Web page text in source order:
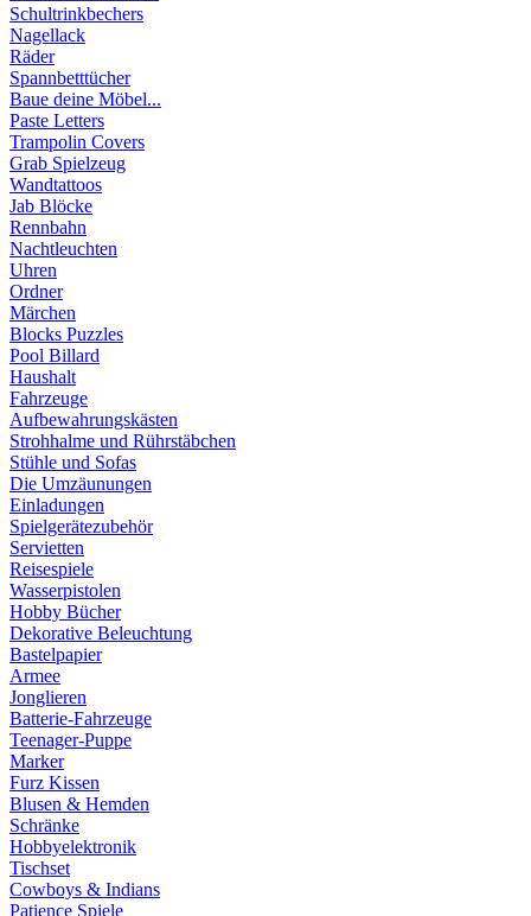
Schultrinkbechers
Nagellack
Räder
Spannbetttücher
Baue deine Möbel...
Paste Letters
Trampolin Covers
Grab Spielzeug
Wandtattoos
Jab Blöcke
Rennbahn
Nachtleuchten
Uhren
Ordner
Märchen
Blocks Puzzles
Pool Billard
Haushalt
Fahrzeuge
Aufbewahrungskästen
Strohhalme und Rührstäbchen
Stühle und Sofas
Die Umzäunungen
Einladungen
Spielgerätezubehör
Servietten
Reisespiele
Wasserpistolen
Hobby Bücher
Dekorative Beleuchtung
Bastelpapier
Armee
Jonglieren
Batterie-Fahrzeuge
Teenager-Puppe
Marker
Furz Kissen
Blusen & Hemden
Schränke
Hobbyelektronik
Tischset
Cowboys & Indians
Patience Spiele